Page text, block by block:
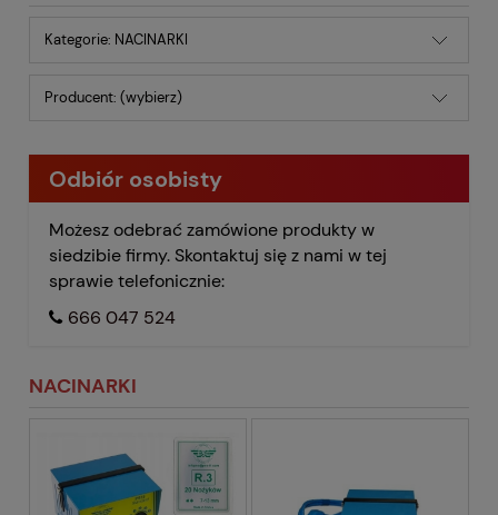
Kategorie: NACINARKI
Producent: (wybierz)
Odbiór osobisty
Możesz odebrać zamówione produkty w
siedzibie firmy. Skontaktuj się z nami w tej
sprawie telefonicznie:
666 047 524
NACINARKI